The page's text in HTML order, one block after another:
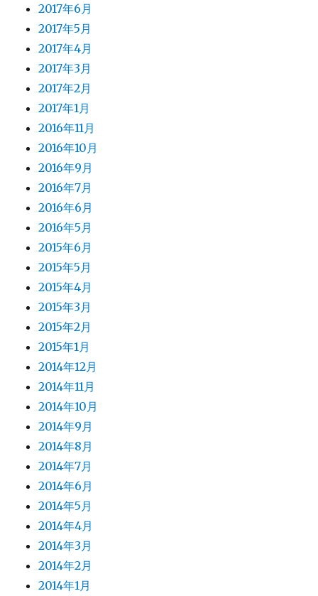
2017年6月
2017年5月
2017年4月
2017年3月
2017年2月
2017年1月
2016年11月
2016年10月
2016年9月
2016年7月
2016年6月
2016年5月
2015年6月
2015年5月
2015年4月
2015年3月
2015年2月
2015年1月
2014年12月
2014年11月
2014年10月
2014年9月
2014年8月
2014年7月
2014年6月
2014年5月
2014年4月
2014年3月
2014年2月
2014年1月